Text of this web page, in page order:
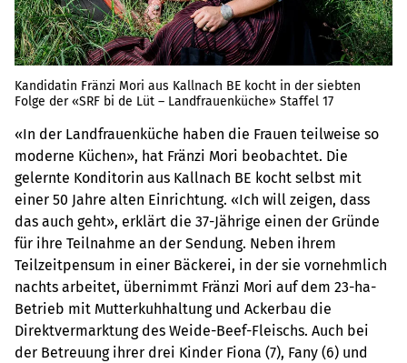
Kandidatin Fränzi Mori aus Kallnach BE kocht in der siebten
Folge der «SRF bi de Lüt – Landfrauenküche» Staffel 17
«In der Landfrauenküche haben die Frauen teilweise so
moderne Küchen», hat Fränzi Mori beobachtet. Die
gelernte Konditorin aus Kallnach BE kocht selbst mit
einer 50 Jahre alten Einrichtung. «Ich will zeigen, dass
das auch geht», erklärt die 37-Jährige einen der Gründe
für ihre Teilnahme an der Sendung. Neben ihrem
Teilzeitpensum in einer Bäckerei, in der sie vornehmlich
nachts arbeitet, übernimmt Fränzi Mori auf dem 23-ha-
Betrieb mit Mutterkuhhaltung und Ackerbau die
Direktvermarktung des Weide-Beef-Fleischs. Auch bei
der Betreuung ihrer drei Kinder Fiona (7), Fany (6) und